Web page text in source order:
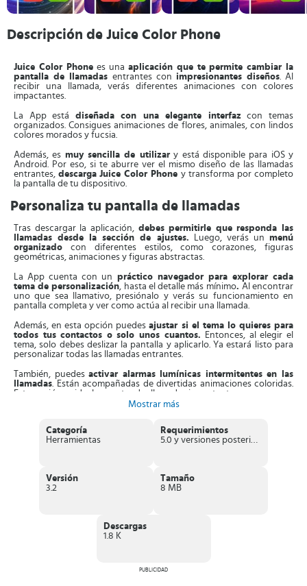
Descripción de Juice Color Phone
Juice Color Phonees unaaplicación que te permite cambiar la
pantalla de llamadas entrantes con impresionantes diseños. Al
recibir una llamada, verás diferentes animaciones con colores
impactantes.
La App está diseñada con una elegante interfazcon temas
organizados. Consigues animaciones de flores, animales, con lindos
colores morados y fucsia.
Además, es muy sencilla de utilizary está disponible para iOS y
Android. Por eso, si te aburre ver el mismo diseño de las llamadas
entrantes, descarga Juice Color Phone y transforma por completo
la pantalla de tu dispositivo.
Personaliza tu pantalla de llamadas
Tras descargar la aplicación, debes permitirle que responda las
llamadas desde la sección de ajustes. Luego, verás unmenú
organizado con diferentes estilos, como corazones, figuras
geométricas, animaciones y figuras abstractas.
La App cuenta con un práctico navegador para explorar cada
tema de personalización, hasta el detalle más mínimo. Al encontrar
uno que sea llamativo, presiónalo y verás su funcionamiento en
pantalla completa y ver como actúa al recibir una llamada.
Además, en esta opción puedesajustar si el tema lo quieres para
todos tus contactos o solo unos cuantos.
Entonces, al elegir el
tema, solo debes deslizar la pantalla y aplicarlo. Ya estará listo para
personalizar todas las llamadas entrantes.
También, puedesactivar alarmas lumínicas intermitentes en las
llamadas. Están acompañadas de divertidas animaciones coloridas.
Esta opción es ideal para atender llamadas importantes.
y dinámicos. También, consigues un apartado especial para diseños
con flores, animales, juegos y la naturaleza.
aunque no tengas el número registrado. Puedes
melodía a cada contacto
para distinguir quien te llama y decidir si
atenderás o no.
opción de cambiarles el color.
actualiza con frecuenciacon nuevos temas y mejoras en su
funcionamiento. Todas sus funciones son totalmente gratis.
Mostrar más
Categoría
Herramientas
Requerimientos
5.0 y versiones posteriores
Versión
3.2
Tamaño
8 MB
Descargas
1.8 K
PUBLICIDAD